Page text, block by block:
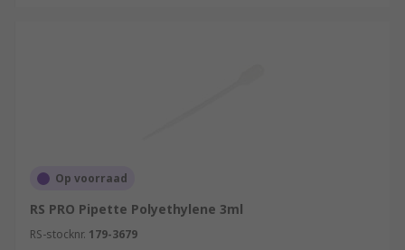
Op voorraad
RS PRO Pipette Polyethylene 3ml
RS-stocknr. 179-3679